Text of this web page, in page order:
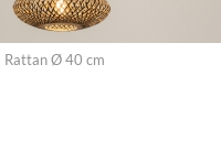
Rattan Ø 40 cm